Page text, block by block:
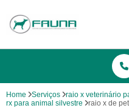
Home Serviços
raio x veterinário
rx para animal silvestre
raio x de